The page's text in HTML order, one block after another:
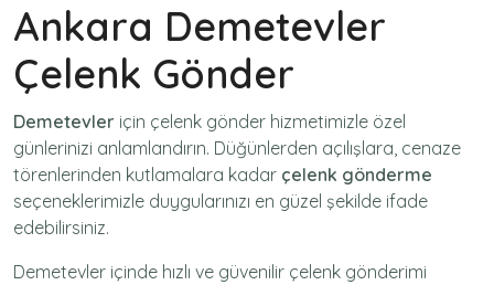
Ankara Demetevler
Çelenk Gönder
Demetevler için çelenk gönder hizmetimizle özel
günlerinizi anlamlandırın. Düğünlerden açılışlara, cenaze
törenlerinden kutlamalara kadar çelenk gönderme
seçeneklerimizle duygularınızı en güzel şekilde ifade
edebilirsiniz.
Demetevler içinde hızlı ve güvenilir çelenk gönderimi